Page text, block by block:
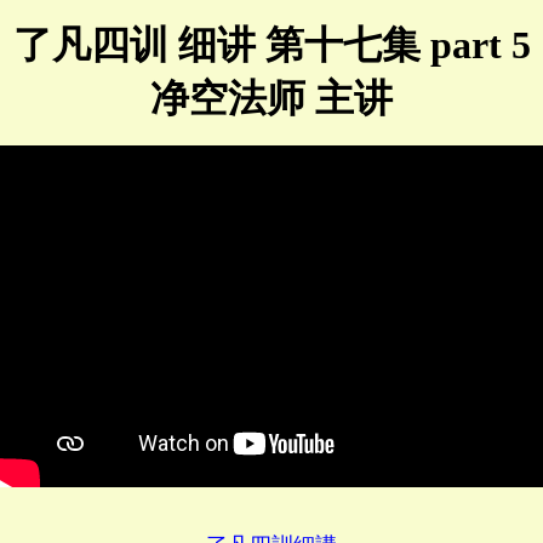
了凡四训 细讲 第十七集 part 5
净空法师 主讲